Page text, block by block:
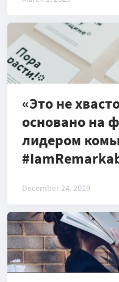
«Это не
основано на
лидером
December 24, 2019